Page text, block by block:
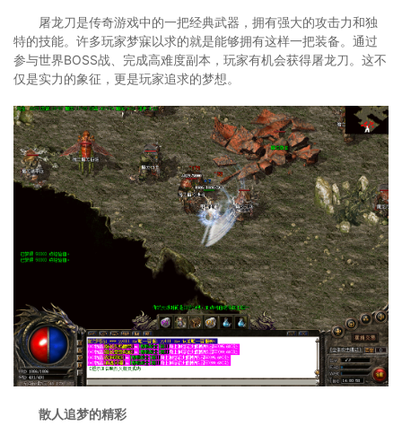
屠龙刀是传奇游戏中的一把经典武器，拥有强大的攻击力和独
特的技能。许多玩家梦寐以求的就是能够拥有这样一把装备。通过
参与世界BOSS战、完成高难度副本，玩家有机会获得屠龙刀。这不
仅是实力的象征，更是玩家追求的梦想。
散人追梦的精彩